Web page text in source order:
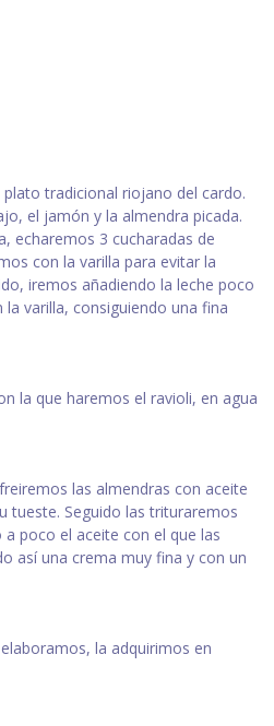
tradicional riojano del cardo.
el jamón y la almendra picada.
echaremos 3 cucharadas de
con la varilla para evitar la
iremos añadiendo la leche poco
varilla, consiguiendo una fina
la que haremos el ravioli, en agua
las almendras con aceite
tueste. Seguido las trituraremos
poco el aceite con el que las
así una crema muy fina y con un
la adquirimos en